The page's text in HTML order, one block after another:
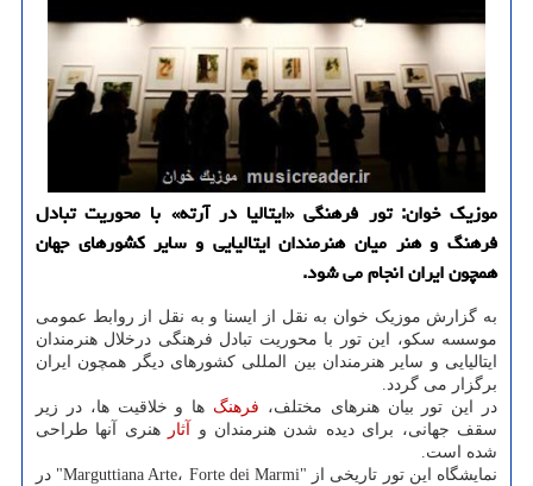
موزیك خوان: تور فرهنگی «ایتالیا در آرته» با محوریت تبادل
فرهنگ و هنر میان هنرمندان ایتالیایی و سایر كشورهای جهان
همچون ایران انجام می شود.
به گزارش موزیک خوان به نقل از ایسنا و به نقل از روابط عمومی
موسسه سکو، این تور با محوریت تبادل فرهنگی درخلال هنرمندان
ایتالیایی و سایر هنرمندان بین المللی کشورهای دیگر همچون ایران
برگزار می گردد.
در این تور بیان هنرهای مختلف، فرهنگ ها و خلاقیت ها، در زیر
سقف جهانی، برای دیده شدن هنرمندان و آثار
هنری آنها طراحی
شده است.
نمایشگاه این تور تاریخی از "Marguttiana Arte، Forte dei Marmi" در